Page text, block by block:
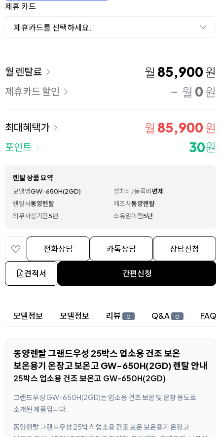
제휴 카드
제휴카드를 선택하세요.
이용 요금
월 렌탈료 월 85,900 원
제휴카드 할인 월 0 원
최대혜택가 월 85,900 원
포인트 30원
렌탈 상품 요약
모델명GW-650H(2GD) 설치비/등록비면제
렌탈사동양렌탈 제조사동양렌탈
의무사용기간5년 소유권이전5년
전화상담 카톡상담 상담신청
견적서 간편신청
상세 정보
모델정보 모델정보 리뷰 0 Q&A 0 FAQ
동양렌탈 그랜드우성 25박스 업소용 건조 보온
보온용기 온장고 보온고 GW-650H(2GD) 렌탈 안내
25박스 업소용 건조 보온고 GW-650H(2GD)
그랜드우성 GW-650H(2GD)는 업소용 건조 보온 및 온장 용도로
소개된 제품입니다.
동양렌탈 그랜드우성 25박스 업소용 건조 보온 보온용기 온장고